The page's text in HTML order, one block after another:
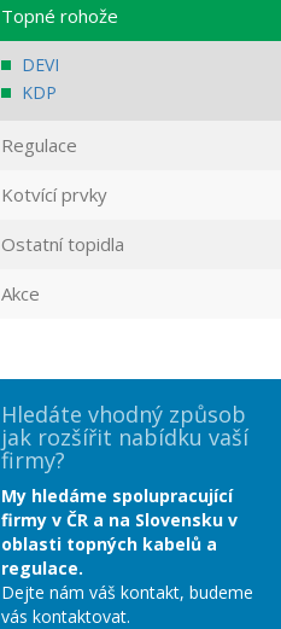
Topné rohože
DEVI
KDP
Regulace
Kotvící prvky
Ostatní topidla
Akce
Hledáte vhodný způsob
jak rozšířit nabídku vaší
firmy?
My hledáme spolupracující
firmy v ČR a na Slovensku v
oblasti topných kabelů a
regulace.
Dejte nám váš kontakt, budeme
vás kontaktovat.